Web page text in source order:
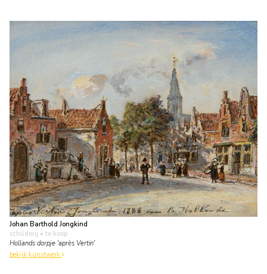
Johan Barthold Jongkind
schilderij • te koop
Hollands dorpje 'après Vertin'
bekijk kunstwerk